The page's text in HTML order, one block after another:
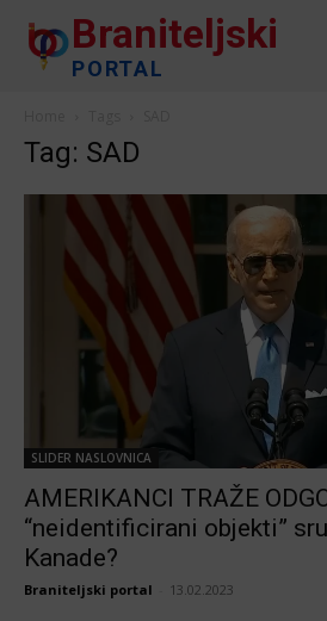
Braniteljski
PORTAL
Tag: SAD
SLIDER NASLOVNICA
AMERIKANCI TRAŽE
“neidentificirani objekti”
Kanade?
Braniteljski portal 13.02.2023